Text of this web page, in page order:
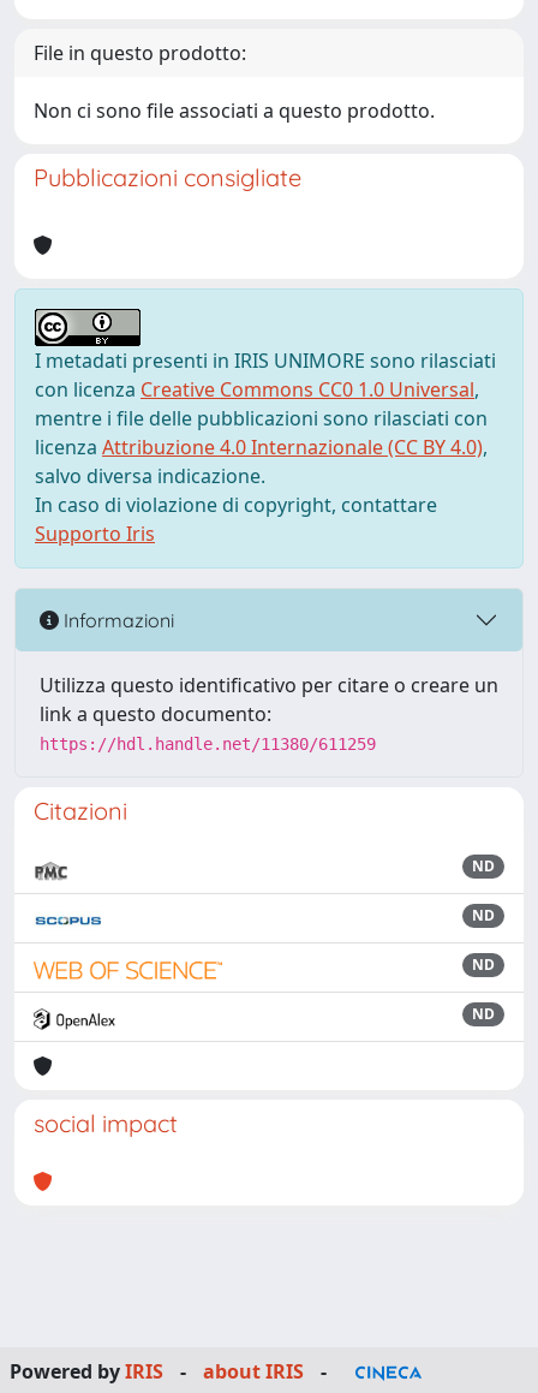
File in questo prodotto:
Non ci sono file associati a questo prodotto.
Pubblicazioni consigliate
I metadati presenti in IRIS UNIMORE sono rilasciati
con licenza Creative Commons CC0 1.0 Universal,
mentre i file delle pubblicazioni sono rilasciati con
licenza Attribuzione 4.0 Internazionale (CC BY 4.0),
salvo diversa indicazione.
In caso di violazione di copyright, contattare
Supporto Iris
Informazioni
Utilizza questo identificativo per citare o creare un
link a questo documento:
https://hdl.handle.net/11380/611259
Citazioni
ND
ND
ND
ND
social impact
Powered byIRIS - about IRIS
-